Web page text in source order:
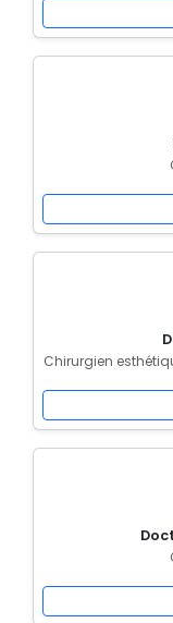
Chirurgien